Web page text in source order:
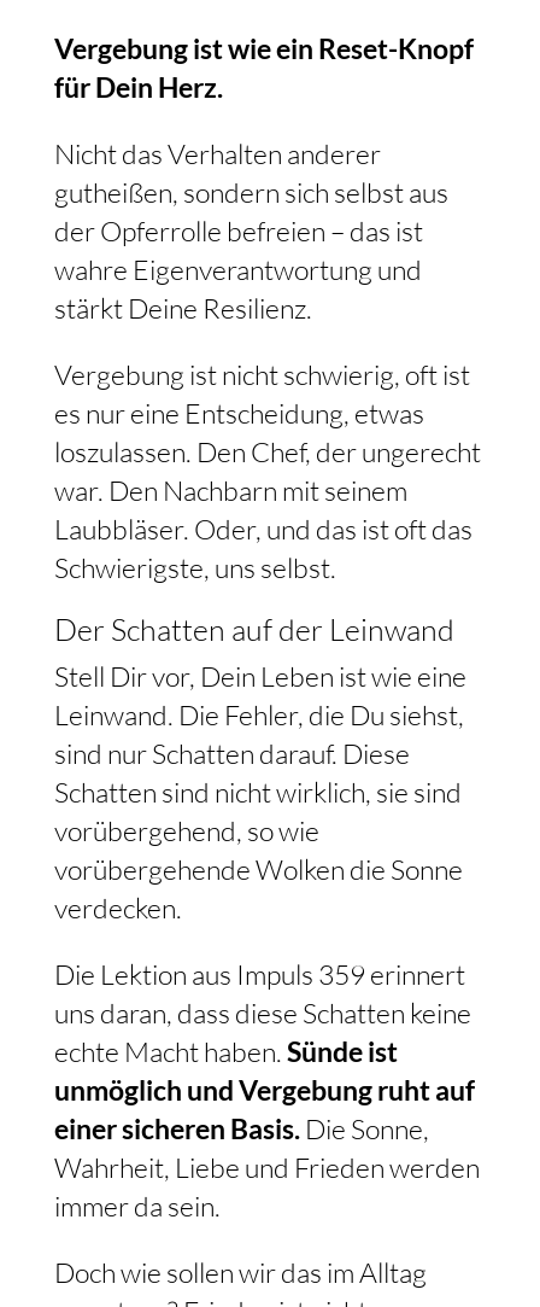
Vergebung ist wie ein Reset-Knopf
für Dein Herz.
Nicht das Verhalten anderer
gutheißen, sondern sich selbst aus
der Opferrolle befreien – das ist
wahre Eigenverantwortung und
stärkt Deine Resilienz.
Vergebung ist nicht schwierig, oft ist
es nur eine Entscheidung, etwas
loszulassen. Den Chef, der ungerecht
war. Den Nachbarn mit seinem
Laubbläser. Oder, und das ist oft das
Schwierigste, uns selbst.
Der Schatten auf der Leinwand
Stell Dir vor, Dein Leben ist wie eine
Leinwand. Die Fehler, die Du siehst,
sind nur Schatten darauf. Diese
Schatten sind nicht wirklich, sie sind
vorübergehend, so wie
vorübergehende Wolken die Sonne
verdecken.
Die Lektion aus Impuls 359 erinnert
uns daran, dass diese Schatten keine
echte Macht haben. Sünde ist
unmöglich und Vergebung ruht auf
einer sicheren Basis.Die Sonne,
Wahrheit, Liebe und Frieden werden
immer da sein.
Doch wie sollen wir das im Alltag